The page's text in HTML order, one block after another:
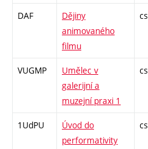
DAF
Dějiny
animovaného
filmu
cs
VUGMP
Umělec v
galerijní a
muzejní praxi 1
cs
1UdPU
Úvod do
performativity
cs